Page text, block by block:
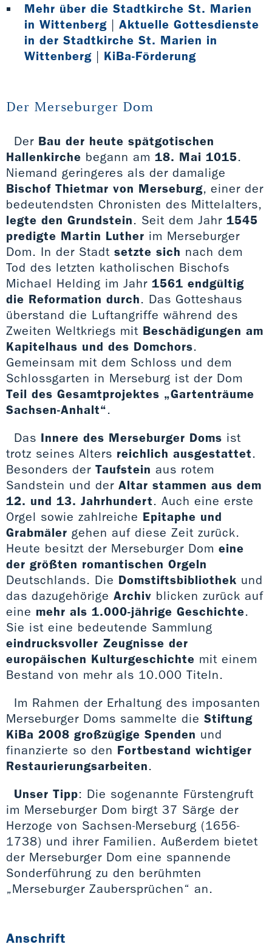
Mehr über die Stadtkirche St. Marien
in Wittenberg | Aktuelle Gottesdienste
in der Stadtkirche St. Marien in
Wittenberg | KiBa-Förderung
Der Merseburger Dom
Der Bau der heute spätgotischen
Hallenkirche begann am 18. Mai 1015.
Niemand geringeres als der damalige
Bischof Thietmar von Merseburg, einer der
bedeutendsten Chronisten des Mittelalters,
legte den Grundstein. Seit dem Jahr 1545
predigte Martin Luther im Merseburger
Dom. In der Stadt setzte sich nach dem
Tod des letzten katholischen Bischofs
Michael Helding im Jahr 1561 endgültig
die Reformation durch. Das Gotteshaus
überstand die Luftangriffe während des
Zweiten Weltkriegs mit Beschädigungen am
Kapitelhaus und des Domchors.
Gemeinsam mit dem Schloss und dem
Schlossgarten in Merseburg ist der Dom
Teil des Gesamtprojektes „Gartenträume
Sachsen-Anhalt“.
Das Innere des Merseburger Doms ist
trotz seines Alters reichlich ausgestattet.
Besonders der Taufstein aus rotem
Sandstein und der Altar stammen aus dem
12. und 13. Jahrhundert. Auch eine erste
Orgel sowie zahlreiche Epitaphe und
Grabmäler gehen auf diese Zeit zurück.
Heute besitzt der Merseburger Dom eine
der größten romantischen Orgeln
Deutschlands. Die Domstiftsbibliothek und
das dazugehörige Archiv blicken zurück auf
eine mehr als 1.000-jährige Geschichte.
Sie ist eine bedeutende Sammlung
eindrucksvoller Zeugnisse der
europäischen Kulturgeschichte mit einem
Bestand von mehr als 10.000 Titeln.
Im Rahmen der Erhaltung des imposanten
Merseburger Doms sammelte die Stiftung
KiBa 2008 großzügige Spenden und
finanzierte so den Fortbestand wichtiger
Restaurierungsarbeiten.
Unser Tipp: Die sogenannte Fürstengruft
im Merseburger Dom birgt 37 Särge der
Herzoge von Sachsen-Merseburg (1656-
1738) und ihrer Familien. Außerdem bietet
der Merseburger Dom eine spannende
Sonderführung zu den berühmten
„Merseburger Zaubersprüchen“ an.
Anschrift